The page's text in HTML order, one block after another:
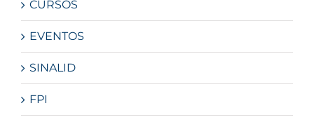
CURSOS
EVENTOS
SINALID
FPI